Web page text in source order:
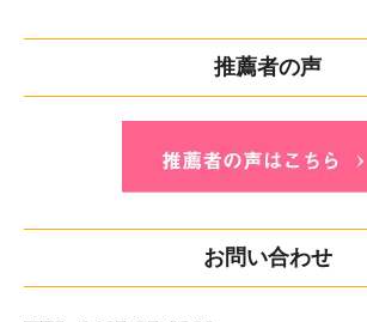
推薦者の声
お問い合わせ